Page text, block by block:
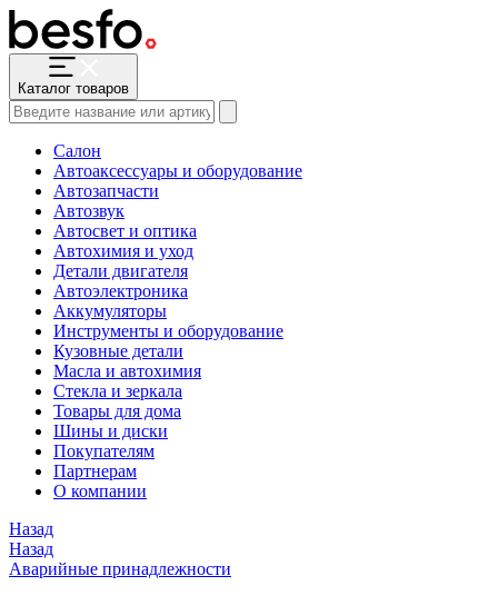
Каталог товаров
Салон
Автоаксессуары и оборудование
Автозапчасти
Автозвук
Автосвет и оптика
Автохимия и уход
Детали двигателя
Автоэлектроника
Аккумуляторы
Инструменты и оборудование
Кузовные детали
Масла и автохимия
Стекла и зеркала
Товары для дома
Шины и диски
Покупателям
Партнерам
О компании
Назад
Назад
Аварийные принадлежности